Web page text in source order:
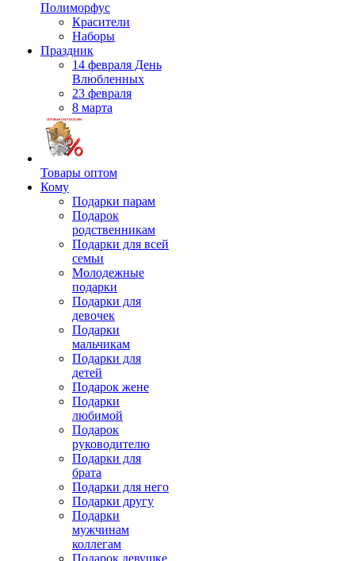
Полиморфус
Красители
Наборы
Праздник
14 февраля День
Влюбленных
23 февраля
8 марта
Товары оптом
Кому
Подарки парам
Подарок
родственникам
Подарки для всей
семьи
Молодежные
подарки
Подарки для
девочек
Подарки
мальчикам
Подарки для
детей
Подарок жене
Подарки
любимой
Подарок
руководителю
Подарки для
брата
Подарки для него
Подарки другу
Подарки
мужчинам
коллегам
Подарок девушке